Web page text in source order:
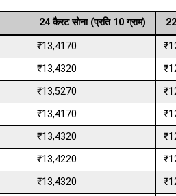
24 कैरट सोना (प्रति 10 ग्राम)
₹13,4170
₹13,4320
₹13,5270
₹13,4170
₹13,4320
₹13,4220
₹13,4320